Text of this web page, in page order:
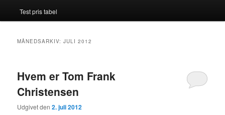
Test pris tabel
MÅNEDSARKIV:JULI 2012
Hvem er Tom Frank
Christensen
Udgivet den2. juli 2012